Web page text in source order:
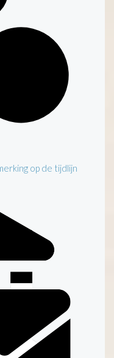
op de tijdlijn